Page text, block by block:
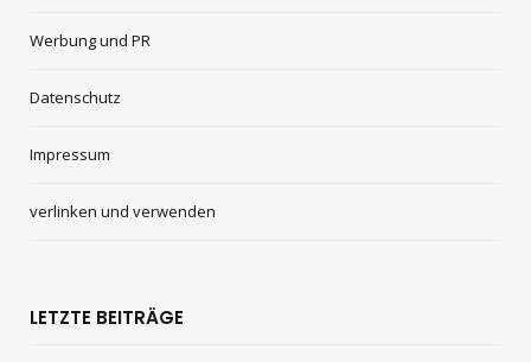
Werbung und PR
Datenschutz
Impressum
verlinken und verwenden
LETZTE BEITRÄGE